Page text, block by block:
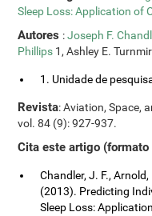
Sleep Loss: Application of
Autores :Joseph F.
Phillips 1, Ashley E.
1. Unidade de
Revista: Aviation, Space,
vol. 84 (9): 927-937.
Cita este artigo (formato
Chandler, J. F.,
(2013). Predicting
Sleep Loss: